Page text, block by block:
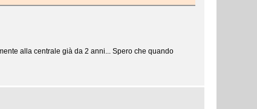
alla centrale già da 2 anni... Spero che quando